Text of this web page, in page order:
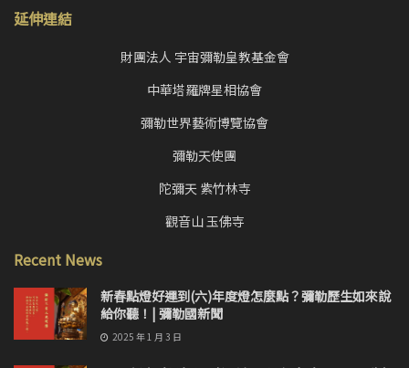
延伸連結
財團法人 宇宙彌勒皇教基金會
中華塔羅牌星相協會
彌勒世界藝術博覽協會
彌勒天使團
陀彌天 紫竹林寺
觀音山 玉佛寺
Recent News
新春點燈好運到(六)年度燈怎麼點？彌勒歷生如來說
給你聽！| 彌勒國新聞
2025 年 1 月 3 日